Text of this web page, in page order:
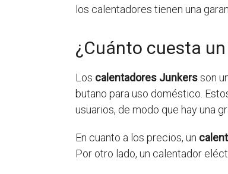
los calentadores tienen una
¿Cuánto cuesta
Los calentadores Junkersson
butano para uso doméstico.
usuarios, de modo que hay una
En cuanto a los precios, un
Por otro lado, un calentador